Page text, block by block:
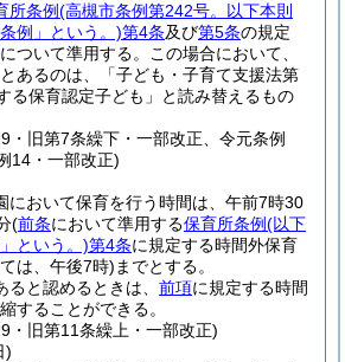
所条例(高槻市条例第242号。以下本則
例」という。)第4条及び第5条の規定
ついて準用する。
この場合において、
あるのは、「子ども・子育て支援法第
る保育認定子ども」と読み替えるもの
・旧第7条繰下・一部改正、令元条例
14・一部改正)
において保育を行う時間は、午前7時30
(前条において準用する保育所条例(以下
という。)第4条に規定する時間外保育
は、午後7時) までとする。
と認めるときは、 前項に規定する時間
することができる。
・旧第11条繰上・一部改正)
)